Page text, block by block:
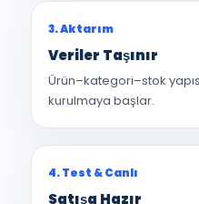
3. Aktarım
Veriler Taşınır
Ürün–kategori–stok
kurulmaya başlar.
4. Test & Canlı
Satışa Hazır